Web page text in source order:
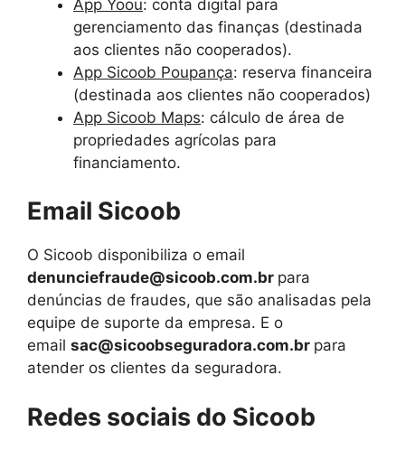
App Yoou: conta digital para
gerenciamento das finanças (destinada
aos clientes não cooperados).
App Sicoob Poupança: reserva financeira
(destinada aos clientes não cooperados)
App Sicoob Maps: cálculo de área de
propriedades agrícolas para
financiamento.
Email Sicoob
O Sicoob disponibiliza o email
denunciefraude@sicoob.com.br para
denúncias de fraudes, que são analisadas pela
equipe de suporte da empresa. E o
email sac@sicoobseguradora.com.br para
atender os clientes da seguradora.
Redes sociais do Sicoob